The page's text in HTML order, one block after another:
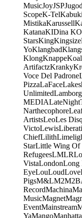
MusicJoyJSP
ScopeK-TelKabuki
MistikaKarussell
KatanaKIDina
StarsKingKingsize
YoKlangbad
KlongKnappe
ArtifactzKranky
Voce Del Padrone
PizzaLaFace
Unlimited
MEDIA
Narthecophore
ArtistsLeoLes
VictoLewis
ChiefLilith
StarLittle Wing Of
RefugeesLMLR
VistaLondonLong
EyeLouLoudLove
PigsM&LM2
RecordMachina
MusicMagnet
EventMainstream
YaMango